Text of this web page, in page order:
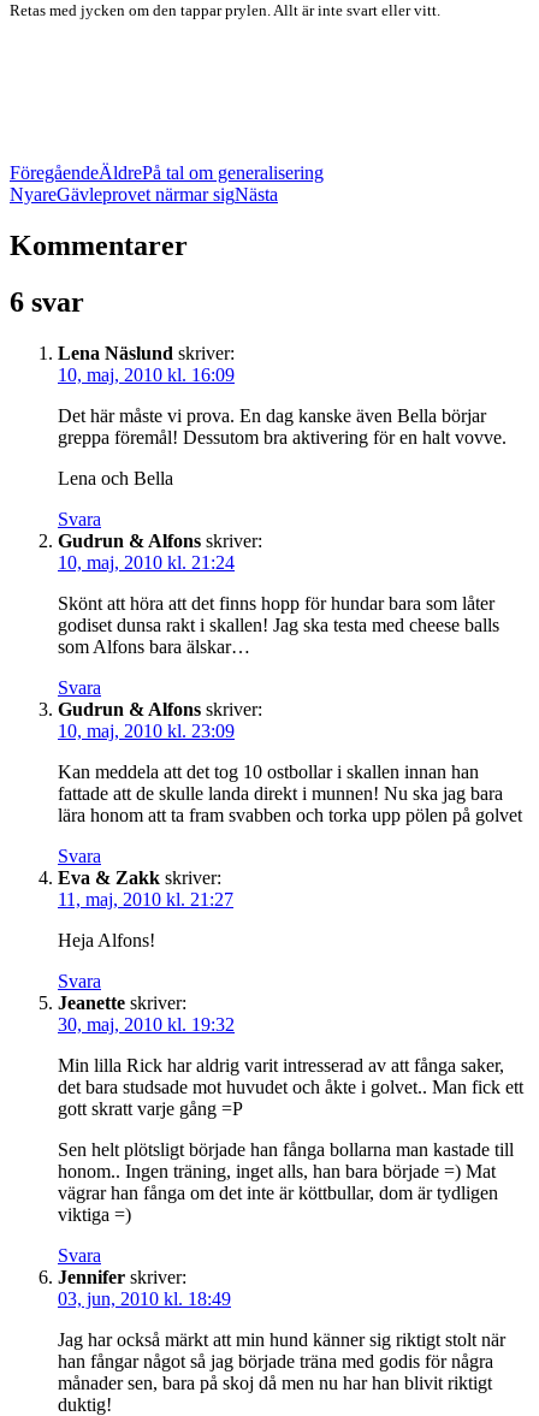
Retas med jycken om den tappar prylen. Allt är inte svart eller vitt.
FöregåendeÄldrePå tal om generalisering
NyareGävleprovet närmar sigNästa
Kommentarer
6 svar
Lena Näslund skriver:
10, maj, 2010 kl. 16:09
Det här måste vi prova. En dag kanske även Bella börjar
greppa föremål! Dessutom bra aktivering för en halt vovve.
Lena och Bella
Svara
Gudrun & Alfons skriver:
10, maj, 2010 kl. 21:24
Skönt att höra att det finns hopp för hundar bara som låter
godiset dunsa rakt i skallen! Jag ska testa med cheese balls
som Alfons bara älskar…
Svara
Gudrun & Alfons skriver:
10, maj, 2010 kl. 23:09
Kan meddela att det tog 10 ostbollar i skallen innan han
fattade att de skulle landa direkt i munnen! Nu ska jag bara
lära honom att ta fram svabben och torka upp pölen på golvet
Svara
Eva & Zakk skriver:
11, maj, 2010 kl. 21:27
Heja Alfons!
Svara
Jeanette skriver:
30, maj, 2010 kl. 19:32
Min lilla Rick har aldrig varit intresserad av att fånga saker,
det bara studsade mot huvudet och åkte i golvet.. Man fick ett
gott skratt varje gång =P
Sen helt plötsligt började han fånga bollarna man kastade till
honom.. Ingen träning, inget alls, han bara började =) Mat
vägrar han fånga om det inte är köttbullar, dom är tydligen
viktiga =)
Svara
Jennifer skriver:
03, jun, 2010 kl. 18:49
Jag har också märkt att min hund känner sig riktigt stolt när
han fångar något så jag började träna med godis för några
månader sen, bara på skoj då men nu har han blivit riktigt
duktig!